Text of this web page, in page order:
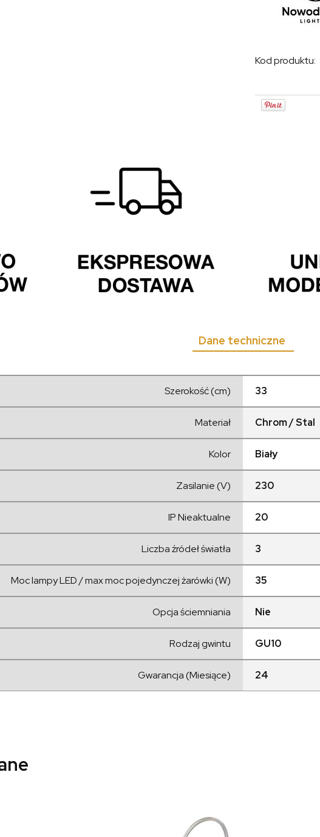
Kod produktu:
Dane techniczne
Szerokość (cm) 33
Materiał Chrom / Stal
Kolor Biały
Zasilanie (V) 230
IP Nieaktualne 20
Liczba źródeł światła 3
Moc lampy LED / max moc pojedynczej żarówki (W) 35
Opcja ściemniania Nie
Rodzaj gwintu GU10
Gwarancja (Miesiące) 24